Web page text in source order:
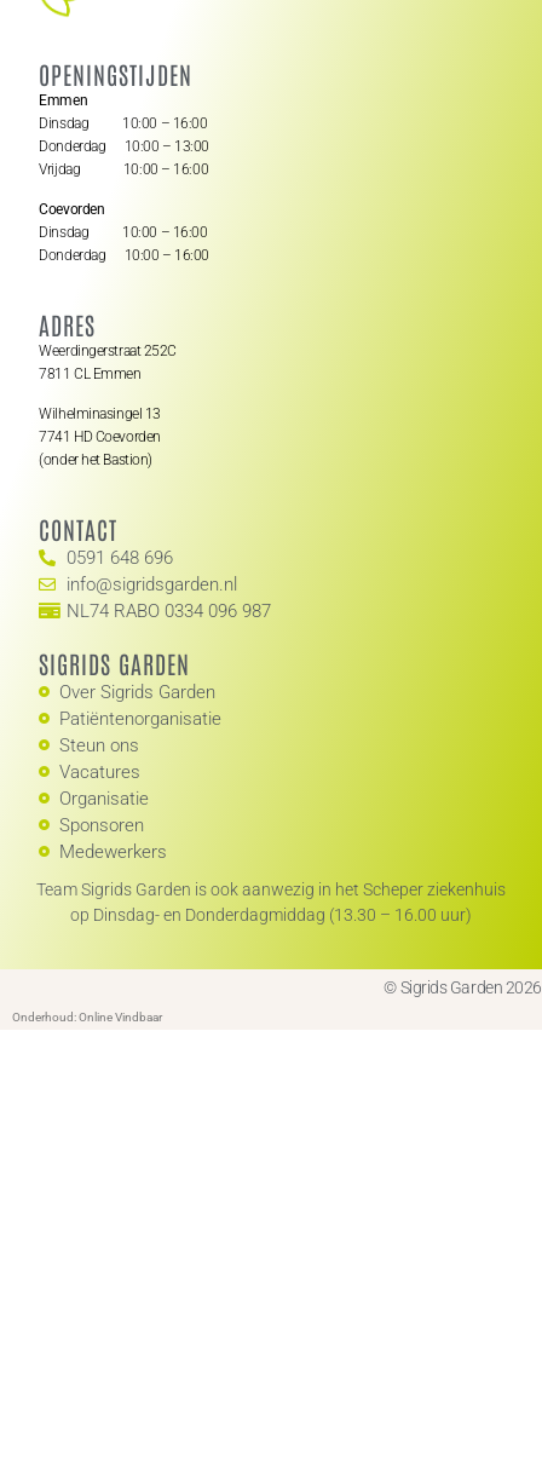
OPENINGSTIJDEN
Emmen
Dinsdag 10:00 – 16:00
Donderdag 10:00 – 13:00
Vrijdag 10:00 – 16:00
Coevorden
Dinsdag 10:00 – 16:00
Donderdag 10:00 – 16:00
ADRES
Weerdingerstraat 252C
7811 CL Emmen
Wilhelminasingel 13
7741 HD Coevorden
(onder het Bastion)
CONTACT
0591 648 696
info@sigridsgarden.nl
NL74 RABO 0334 096 987
SIGRIDS GARDEN
Over Sigrids Garden
Patiëntenorganisatie
Steun ons
Vacatures
Organisatie
Sponsoren
Medewerkers
Team Sigrids Garden is ook aanwezig in het Scheper ziekenhuis
op Dinsdag- en Donderdagmiddag (13.30 – 16.00 uur)
© Sigrids Garden 2026
Onderhoud: Online Vindbaar